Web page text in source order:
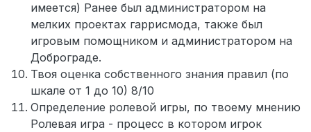
имеется) Ранее был администратором на
мелких проектах гаррисмода, также был
игровым помощником и администратором на
Доброграде.
Твоя оценка собственного знания правил (по
шкале от 1 до 10) 8/10
Определение ролевой игры, по твоему мнению
Ролевая игра - процесс в котором игрок